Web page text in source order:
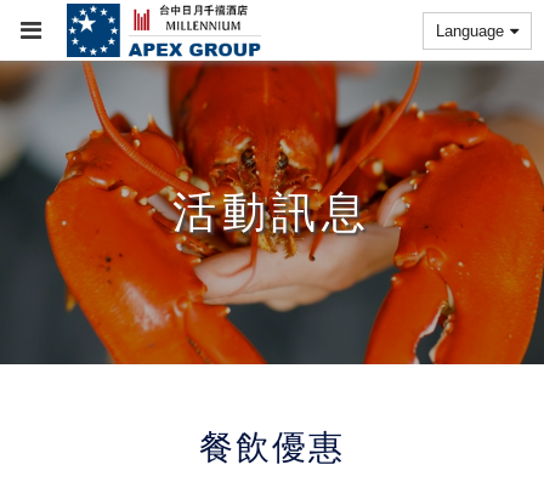
Language
活動訊息
餐飲優惠